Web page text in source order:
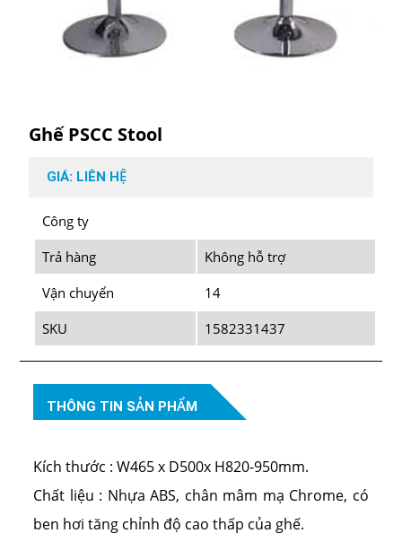
Ghế PSCC Stool
GIÁ: LIÊN HỆ
Công ty
Trả hàng
Không hỗ trợ
Vận chuyển
14
SKU
1582331437
THÔNG TIN SẢN PHẨM
Kích thước : W465 x D500x H820-950mm.
Chất liệu : Nhựa ABS, chân mâm mạ Chrome, có
ben hơi tăng chỉnh độ cao thấp của ghế.